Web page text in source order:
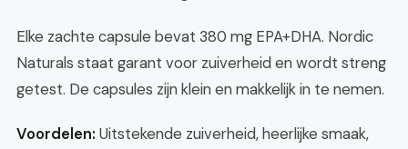
Elke zachte capsule bevat 380 mg EPA+DHA. Nordic
Naturals staat garant voor zuiverheid en wordt streng
getest. De capsules zijn klein en makkelijk in te nemen.
Voordelen: Uitstekende zuiverheid, heerlijke smaak,